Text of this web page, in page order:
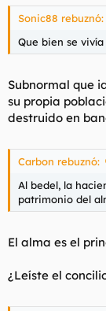
Sonic88 rebuznó:
Que bien se
Subnormal que
su propia
destruido en
Carbon rebuznó:
Al bedel, la
patrimonio del
El alma es el
¿Leíste el